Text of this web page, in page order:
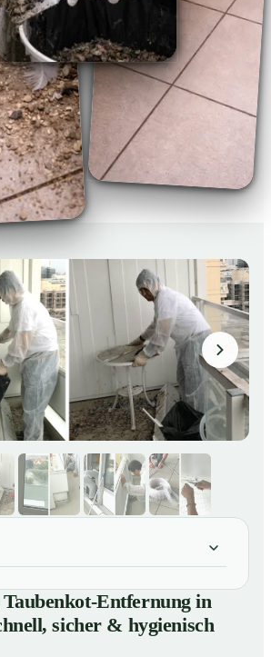
Taubenkot-Entfernung in Ellerstadt –
& hygienisch
Taubenkot-Entfernung in
Taubenkot-Entfernung in
sicher & hygienisch